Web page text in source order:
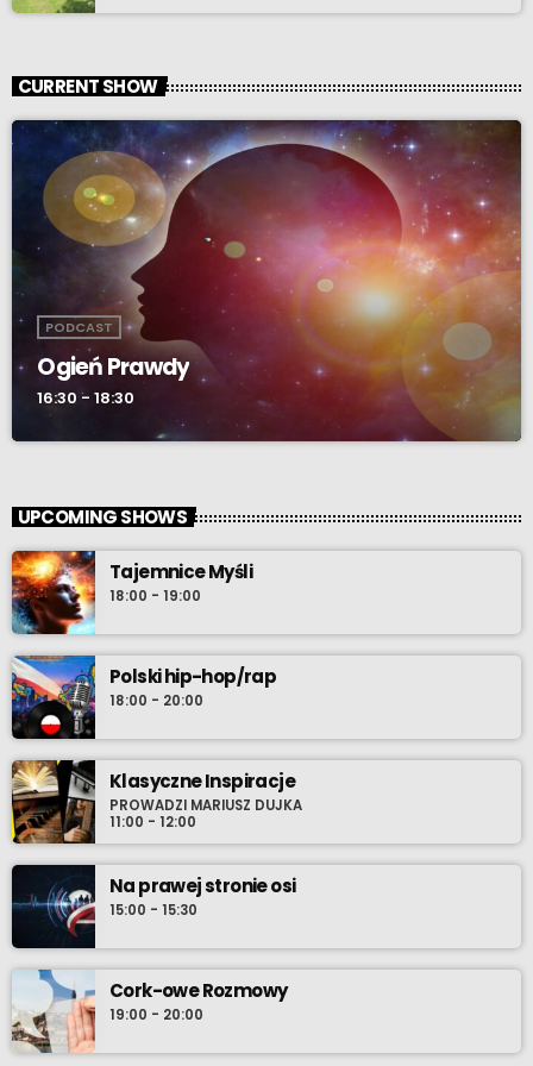
CURRENT SHOW
PODCAST
Ogień Prawdy
16:30 - 18:30
UPCOMING SHOWS
Tajemnice Myśli
18:00 - 19:00
Polski hip-hop/rap
18:00 - 20:00
Klasyczne Inspiracje
PROWADZI MARIUSZ DUJKA
11:00 - 12:00
Na prawej stronie osi
15:00 - 15:30
Cork-owe Rozmowy
19:00 - 20:00